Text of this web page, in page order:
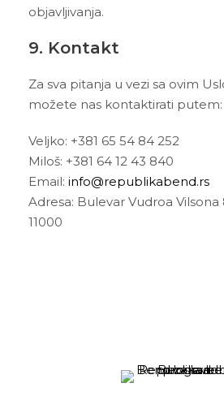
objavljivanja.
9. Kontakt
Za sva pitanja u vezi sa ovim
možete nas kontaktirati putem:
Veljko: +381 65 54 84 252
Miloš: +381 64 12 43 840
Email: info@republikabend.rs
Adresa: Bulevar Vudroa
11000